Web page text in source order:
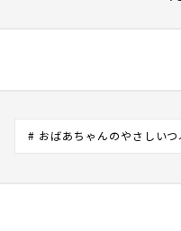
# おばあちゃんのやさしいつ